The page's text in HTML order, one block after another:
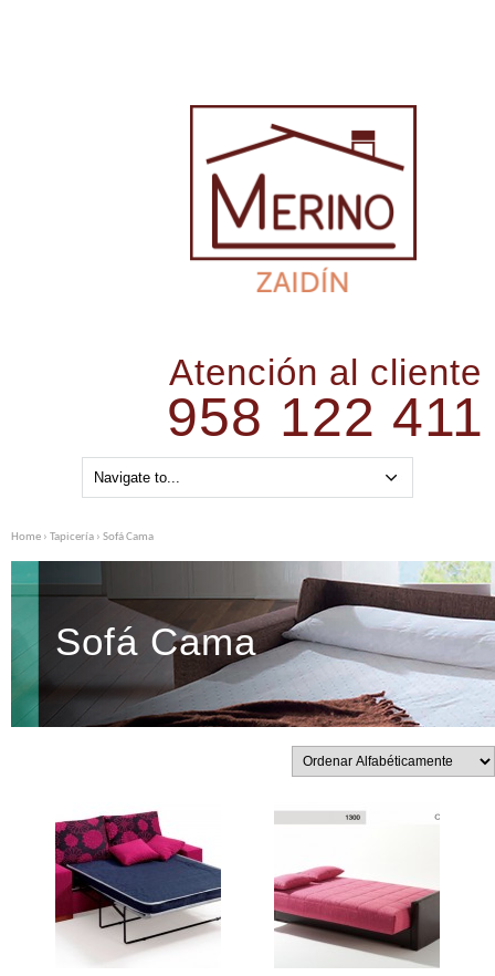
Atención al cliente
958 122 411
Home › Tapicería › Sofá Cama
Sofá Cama